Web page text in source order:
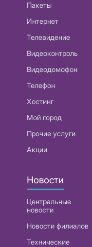
Пакеты
Интернет
Телевидение
Видеоконтроль
Видеодомофон
Телефон
Хостинг
Мой город
Прочие услуги
Акции
Новости
Центральные
новости
Новости филиалов
Технические